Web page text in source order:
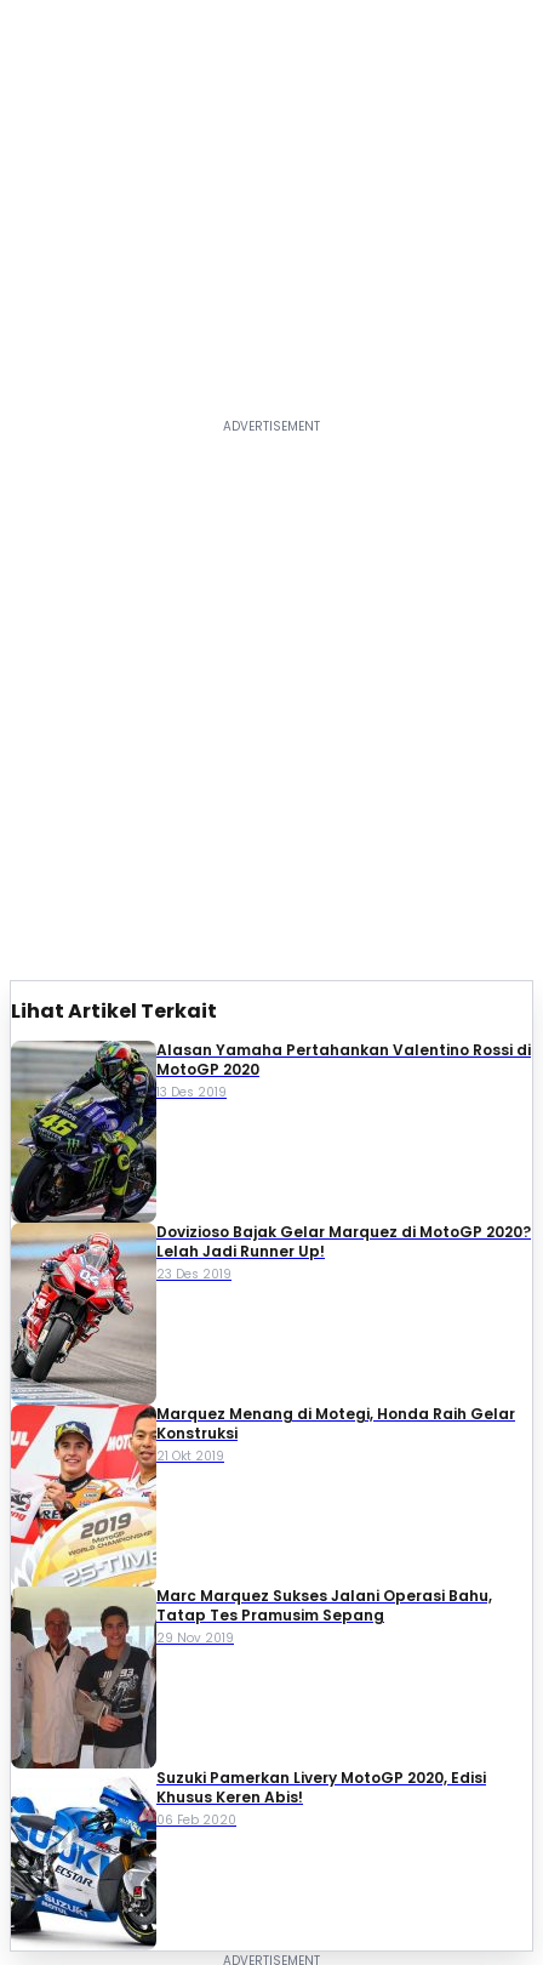
Lihat Artikel Terkait
Alasan Yamaha Pertahankan Valentino Rossi di
MotoGP 2020
13 Des 2019
Dovizioso Bajak Gelar Marquez di MotoGP 2020?
Lelah Jadi Runner Up!
23 Des 2019
Marquez Menang di Motegi, Honda Raih Gelar
Konstruksi
21 Okt 2019
Marc Marquez Sukses Jalani Operasi Bahu,
Tatap Tes Pramusim Sepang
29 Nov 2019
Suzuki Pamerkan Livery MotoGP 2020, Edisi
Khusus Keren Abis!
06 Feb 2020